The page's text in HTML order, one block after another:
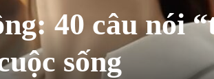
40 câu nói
sống